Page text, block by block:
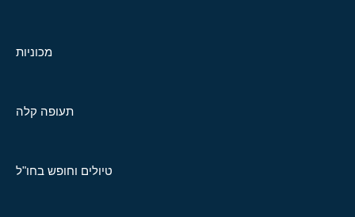
מכוניות
תעופה קלה
טיולים וחופש בחו"ל